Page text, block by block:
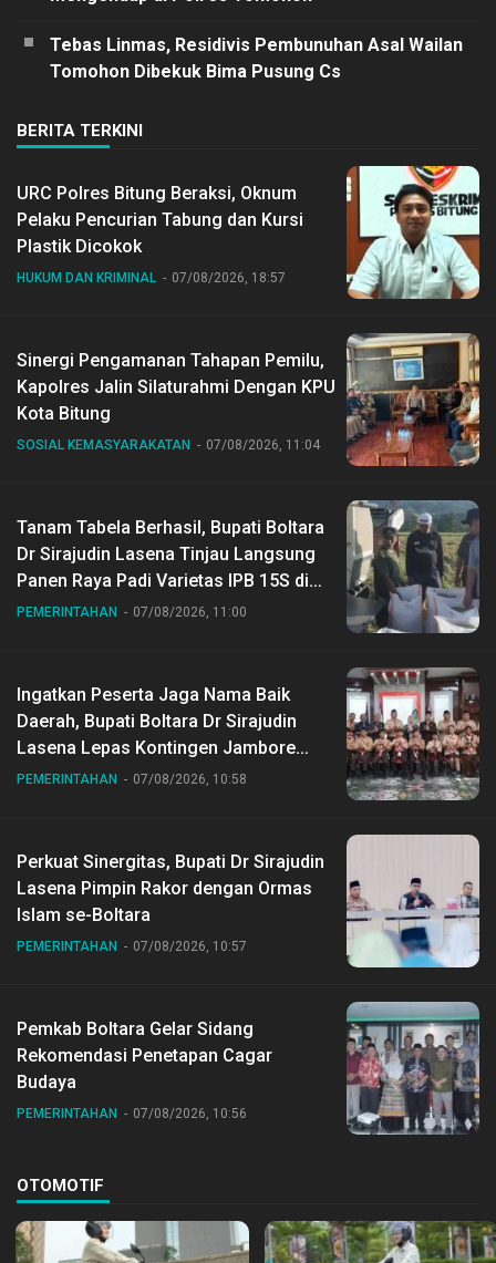
Tebas Linmas, Residivis Pembunuhan Asal Wailan
Tomohon Dibekuk Bima Pusung Cs
BERITA TERKINI
URC Polres Bitung Beraksi, Oknum
Pelaku Pencurian Tabung dan Kursi
Plastik Dicokok
HUKUM DAN KRIMINAL 07/08/2026, 18:57
Sinergi Pengamanan Tahapan Pemilu,
Kapolres Jalin Silaturahmi Dengan KPU
Kota Bitung
SOSIAL KEMASYARAKATAN 07/08/2026, 11:04
Tanam Tabela Berhasil, Bupati Boltara
Dr Sirajudin Lasena Tinjau Langsung
Panen Raya Padi Varietas IPB 15S di
Desa Gihang
PEMERINTAHAN 07/08/2026, 11:00
Ingatkan Peserta Jaga Nama Baik
Daerah, Bupati Boltara Dr Sirajudin
Lasena Lepas Kontingen Jambore
Nasional ke XII di Buperta Cibubur
PEMERINTAHAN 07/08/2026, 10:58
Perkuat Sinergitas, Bupati Dr Sirajudin
Lasena Pimpin Rakor dengan Ormas
Islam se-Boltara
PEMERINTAHAN 07/08/2026, 10:57
Pemkab Boltara Gelar Sidang
Rekomendasi Penetapan Cagar
Budaya
PEMERINTAHAN 07/08/2026, 10:56
OTOMOTIF